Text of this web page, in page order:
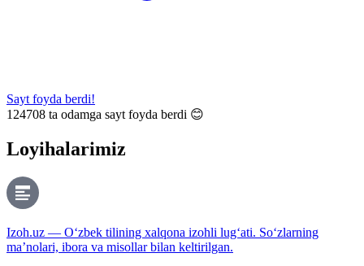
Sayt foyda berdi!
124708 ta odamga sayt foyda berdi 😊
Loyihalarimiz
Izoh.uz — O‘zbek tilining xalqona izohli lug‘ati. So‘zlarning
ma’nolari, ibora va misollar bilan keltirilgan.